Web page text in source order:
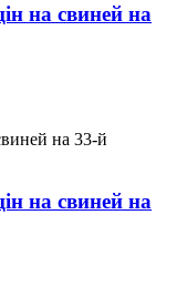
на свиней на
на 33-й
на свиней на